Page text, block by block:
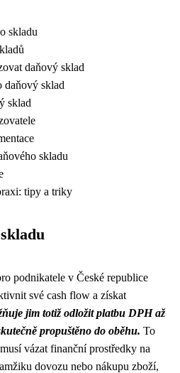
skladu
daňový sklad
daňový sklad
sklad
skladu
tipy a triky
podnikatele v České republice
své cash flow a získat
jim totiž odložit platbu DPH až
propuštěno do oběhu. To
vázat finanční prostředky na
dovozu nebo nákupu zboží,